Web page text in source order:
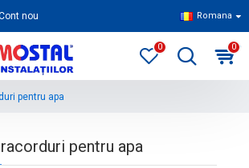
nou Romana
0 0
pentru apa
pentru apa